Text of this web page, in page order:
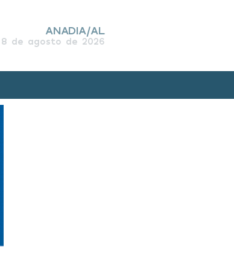
ANADIA/AL
8 de agosto de 2026